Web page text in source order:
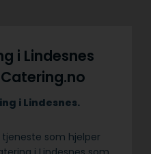
i Lindesnes
i Lindesnes.
som hjelper